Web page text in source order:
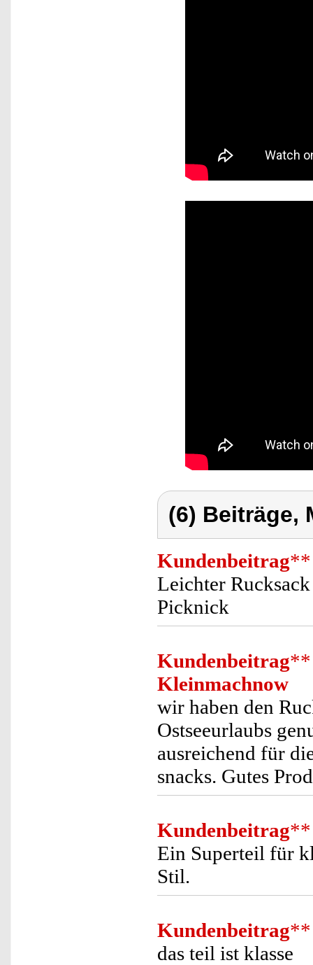
(6) Beiträge,
Kundenbeitrag**
Leichter
Picknick
Kundenbeitrag**
Kleinmachnow
wir haben den
Ostseeurlaubs
ausreichend für
snacks. Gutes
Kundenbeitrag**
Ein Superteil für
Stil.
Kundenbeitrag**
das teil ist klasse